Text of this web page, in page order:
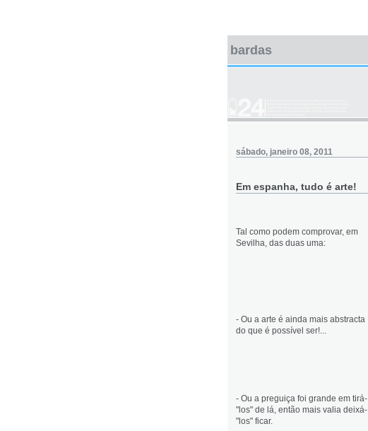
bardas
sábado, janeiro 08, 2011
Em espanha, tudo é arte!
Tal como podem comprovar, em
Sevilha, das duas uma:
- Ou a arte é ainda mais abstracta
do que é possível ser!...
- Ou a preguiça foi grande em tirá-
"los" de lá, então mais valia deixá-
"los" ficar.